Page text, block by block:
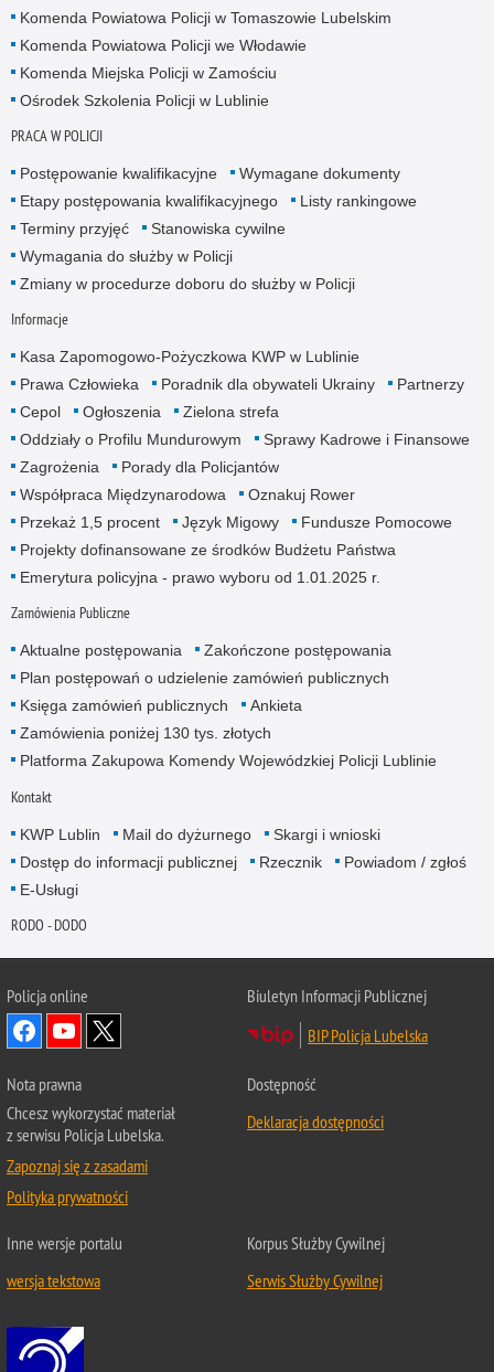
Komenda Powiatowa Policji w Tomaszowie Lubelskim
Komenda Powiatowa Policji we Włodawie
Komenda Miejska Policji w Zamościu
Ośrodek Szkolenia Policji w Lublinie
PRACA W POLICJI
Postępowanie kwalifikacyjne
Wymagane dokumenty
Etapy postępowania kwalifikacyjnego
Listy rankingowe
Terminy przyjęć
Stanowiska cywilne
Wymagania do służby w Policji
Zmiany w procedurze doboru do służby w Policji
Informacje
Kasa Zapomogowo-Pożyczkowa KWP w Lublinie
Prawa Człowieka
Poradnik dla obywateli Ukrainy
Partnerzy
Cepol
Ogłoszenia
Zielona strefa
Oddziały o Profilu Mundurowym
Sprawy Kadrowe i Finansowe
Zagrożenia
Porady dla Policjantów
Współpraca Międzynarodowa
Oznakuj Rower
Przekaż 1,5 procent
Język Migowy
Fundusze Pomocowe
Projekty dofinansowane ze środków Budżetu Państwa
Emerytura policyjna - prawo wyboru od 1.01.2025 r.
Zamówienia Publiczne
Aktualne postępowania
Zakończone postępowania
Plan postępowań o udzielenie zamówień publicznych
Księga zamówień publicznych
Ankieta
Zamówienia poniżej 130 tys. złotych
Platforma Zakupowa Komendy Wojewódzkiej Policji Lublinie
Kontakt
KWP Lublin Mail do dyżurnego
Skargi i wnioski
Dostęp do informacji publicznej
Rzecznik
Powiadom / zgłoś
E-Usługi
RODO - DODO
Policja online
Biuletyn Informacji Publicznej
BIP Policja Lubelska
Nota prawna
Chcesz wykorzystać materiał
z serwisu Policja Lubelska.
Zapoznaj się z zasadami
Polityka prywatności
Dostępność
Deklaracja dostępności
Inne wersje portalu
wersja tekstowa
Korpus Służby Cywilnej
Serwis Służby Cywilnej